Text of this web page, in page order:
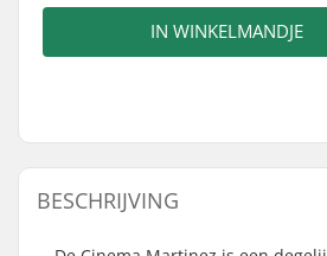
IN WINKELMANDJE
BESCHRIJVING